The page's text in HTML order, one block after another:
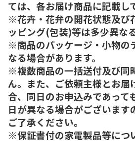
ては、各お届け商品に記載し
※花卉・花弁の開花状態及び
ッピング(包装)等は多少異な
※商品のパッケージ・小物の
なる場合があります。
※複数商品の一括送付及び同
ん。また、ご依頼主様とお届
合、同日のお申込みであって
日が異なる場合がございます
ご了承ください。
※保証書付の家電製品等につ